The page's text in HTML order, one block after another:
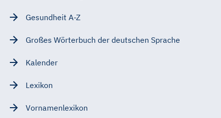
Gesundheit A-Z
Großes Wörterbuch der deutschen Sprache
Kalender
Lexikon
Vornamenlexikon